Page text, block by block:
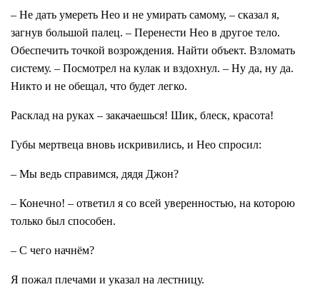
– Не дать умереть Нео и не умирать самому, – сказал я,
загнув большой палец. – Перенести Нео в другое тело.
Обеспечить точкой возрождения. Найти объект. Взломать
систему. – Посмотрел на кулак и вздохнул. – Ну да, ну да.
Никто и не обещал, что будет легко.
Расклад на руках – закачаешься! Шик, блеск, красота!
Губы мертвеца вновь искривились, и Нео спросил:
– Мы ведь справимся, дядя Джон?
– Конечно! – ответил я со всей уверенностью, на которою
только был способен.
– С чего начнём?
Я пожал плечами и указал на лестницу.